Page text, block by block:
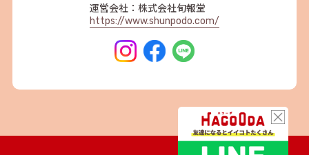
運営会社：株式会社旬報堂
https://www.shunpodo.com/